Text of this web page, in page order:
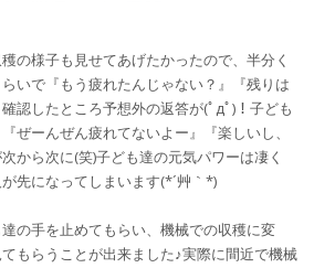
の様子も見せてあげたかったので、半分く
いで『もう疲れたんじゃない？』『残りは
認したところ予想外の返答が(ﾟдﾟ)！子ども
ぜーんぜん疲れてないよー』『楽しいし、
から次に(笑)子ども達の元気パワーは凄く
先になってしまいます(*´艸｀*)
の手を止めてもらい、機械での収穫に変
もらうことが出来ました♪実際に間近で機械